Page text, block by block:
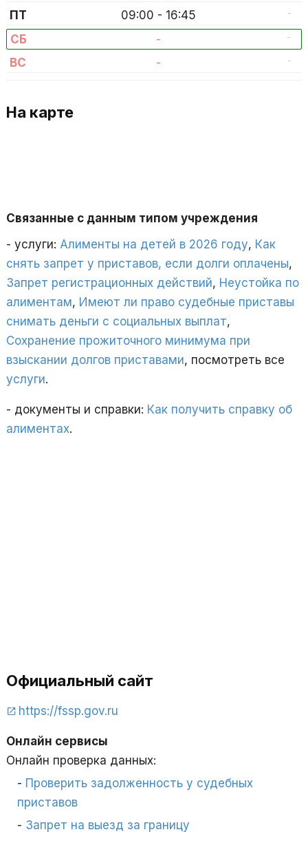
ПТ 09:00 - 16:45 -
СБ - -
ВС - -
На карте
Связанные с данным типом учреждения
- услуги: Алименты на детей в 2026 году, Как
снять запрет у приставов, если долги оплачены,
Запрет регистрационных действий, Неустойка по
алиментам, Имеют ли право судебные приставы
снимать деньги с социальных выплат,
Сохранение прожиточного минимума при
взыскании долгов приставами, посмотреть все
услуги.
- документы и справки: Как получить справку об
алиментах.
Официальный сайт
https://fssp.gov.ru
Онлайн сервисы
Онлайн проверка данных:
Проверить задолженность у судебных
приставов
Запрет на выезд за границу